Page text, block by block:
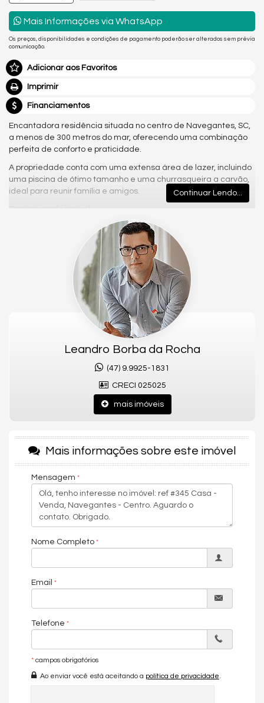
Mais Informações via WhatsApp
Os preços, disponibilidades e condições de pagamento poderão ser alterados sem prévia
comunicação.
Adicionar aos Favoritos
Imprimir
Financiamentos
Encantadora residência situada no centro de Navegantes, SC,
a menos de 300 metros do mar, oferecendo uma combinação
perfeita de conforto e praticidade.
A propriedade conta com uma extensa área de lazer, incluindo
uma piscina de ótimo tamanho e uma churrasqueira a carvão,
ideal para reunir família e amigos.
Destaques do imóvel:
3 dormitórios, sendo uma suíte master.
Sala espaçosa com pé direito duplo, proporcionando
luminosidade e amplitude.
Cozinha gourmet equipada, perfeita para chefs e amantes
de gastronomia.
Escritório para trabalho ou estudos.
Lavabo elegante.
Banheira de hidromassagem para momentos de
Closet para organização eficiente.
Acabamento da escada em pedra e inox, conferindo um
Área externa e garagem:
Quintal generoso e bem cuidado.
Garagem coberta para maior comodidade.
Esta linda residência oferece um estilo de vida confortável e
uma localização imbatível, ideal para quem valoriza
comodidade e proximidade do mar.
Características do Imóvel
Área de Serviço
Hidromassagem
Lavabo
Piso Porcelanato
Continuar Lendo...
Leandro Borba da Rocha
(47) 9.9925-1831
CRECI 025025
mais imóveis
Mais informações sobre este imóvel
Mensagem
Nome Completo
Email
Telefone
* campos obrigatórios
Ao enviar você está aceitando a política de privacidade